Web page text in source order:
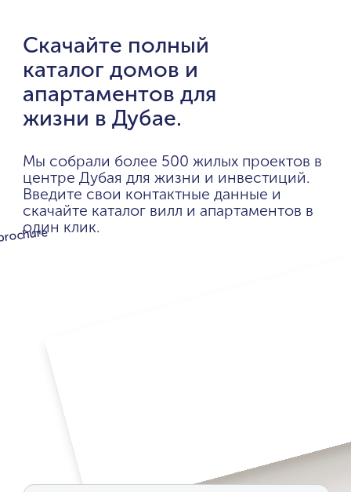
Скачайте полный
каталог домов и
апартаментов для
жизни в Дубае.
Мы собрали более 500 жилых проектов в
центре Дубая для жизни и инвестиций.
Введите свои контактные данные и
скачайте каталог вилл и апартаментов в
один клик.